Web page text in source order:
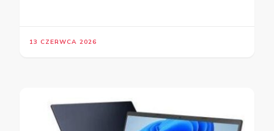
13 CZERWCA 2026